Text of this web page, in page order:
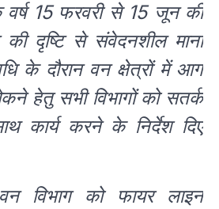
वर्ष 15 फरवरी से 15 जून की
की दृष्टि से संवेदनशील माना
के दौरान वन क्षेत्रों में आग
हेतु सभी विभागों को सतर्क
कार्य करने के निर्देश दिए
विभाग को फायर लाइन